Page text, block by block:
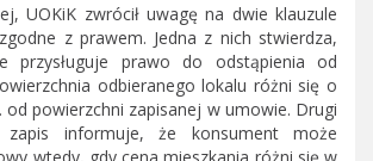
UOKiK zwrócił uwagę na dwie klauzule
z prawem. Jedna z nich stwierdza,
przysługuje prawo do odstąpienia od
odbieranego lokalu różni się o
od powierzchni zapisanej w umowie. Drugi
zapis informuje, że konsument może